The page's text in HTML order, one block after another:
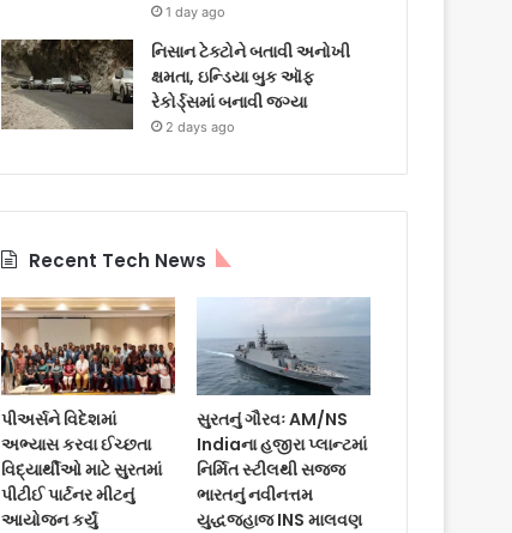
1 day ago
નિસાન ટેક્ટોને બતાવી અનોખી
ક્ષમતા, ઇન્ડિયા બુક ઑફ
રેકોર્ડ્સમાં બનાવી જગ્યા
2 days ago
Recent Tech News
પીઅર્સને વિદેશમાં
અભ્યાસ કરવા ઈચ્છતા
વિદ્યાર્થીઓ માટે સુરતમાં
પીટીઈ પાર્ટનર મીટનું
આયોજન કર્યું
સુરતનું ગૌરવઃ AM/NS
Indiaના હજીરા પ્લાન્ટમાં
નિર્મિત સ્ટીલથી સજ્જ
ભારતનું નવીનત્તમ
યુદ્ધજહાજ INS માલવણ